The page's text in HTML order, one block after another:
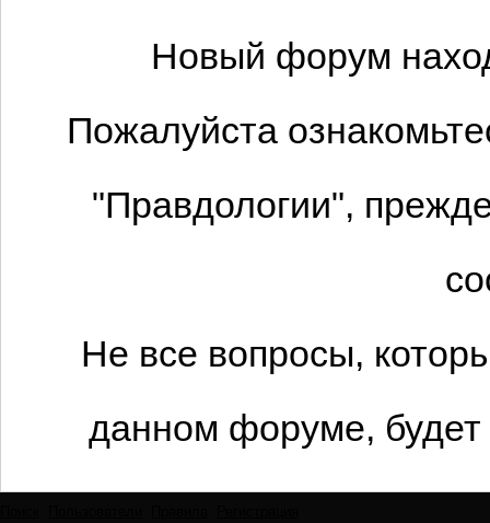
Новый форум
Пожалуйста
"Правдологии",
Не все вопросы,
данном форуме,